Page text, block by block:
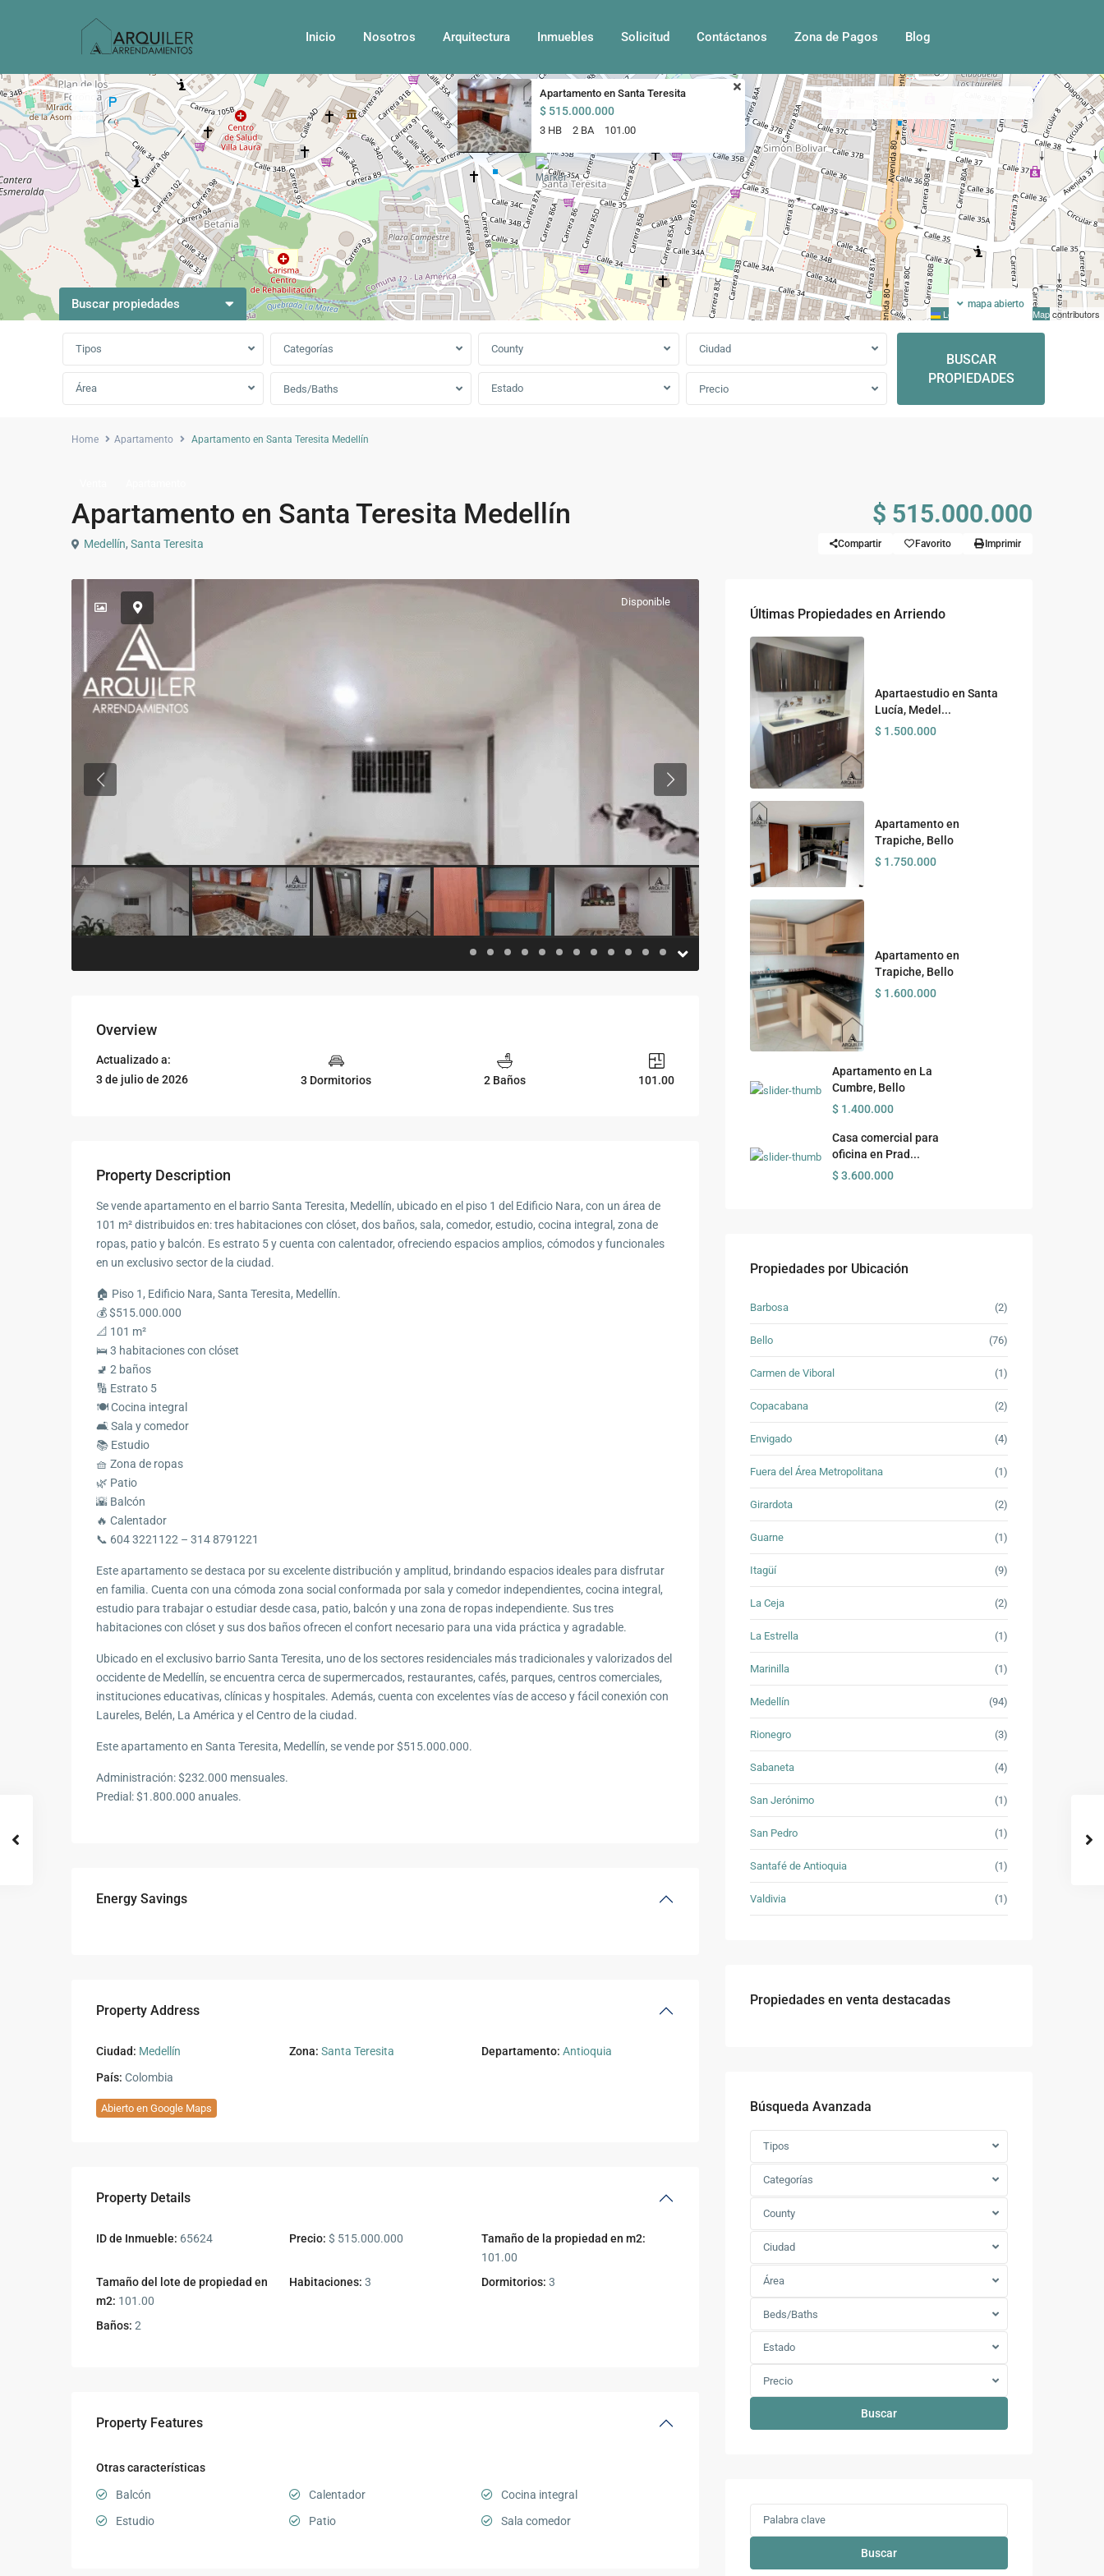
Inicio Nosotros Arquitectura Inmuebles Solicitud Contáctanos Zona de Pagos Blog
Apartamento en Santa Teresita
$ 515.000.000
3 HB 2 BA 101.00
Leaflet OpenStreetMapcontributors
mapa abierto
Buscar propiedades
Tipos Categorías County Ciudad
Área Beds/Baths Estado Precio
BUSCAR
PROPIEDADES
Home Apartamento Apartamento en Santa Teresita Medellín
Apartamento en Santa Teresita Medellín $ 515.000.000
Medellín, Santa Teresita Compartir Favorito Imprimir
Disponible
Previous Previous
Overview
Actualizado a:
3 de julio de 2026
3 Dormitorios 2 Baños 101.00
Property Description
Se vende apartamento en el barrio Santa Teresita, Medellín, ubicado en el piso 1 del Edificio Nara, con un área de
101 m² distribuidos en: tres habitaciones con clóset, dos baños, sala, comedor, estudio, cocina integral, zona de
ropas, patio y balcón. Es estrato 5 y cuenta con calentador, ofreciendo espacios amplios, cómodos y funcionales
en un exclusivo sector de la ciudad.
🏠 Piso 1, Edificio Nara, Santa Teresita, Medellín.
💰 $515.000.000
📐 101 m²
🛌 3 habitaciones con clóset
🚽 2 baños
🔢 Estrato 5
🍽️ Cocina integral
🛋️ Sala y comedor
📚 Estudio
🧺 Zona de ropas
🌿 Patio
🌇 Balcón
🔥 Calentador
📞 604 3221122 – 314 8791221
Este apartamento se destaca por su excelente distribución y amplitud, brindando espacios ideales para disfrutar
en familia. Cuenta con una cómoda zona social conformada por sala y comedor independientes, cocina integral,
estudio para trabajar o estudiar desde casa, patio, balcón y una zona de ropas independiente. Sus tres
habitaciones con clóset y sus dos baños ofrecen el confort necesario para una vida práctica y agradable.
Ubicado en el exclusivo barrio Santa Teresita, uno de los sectores residenciales más tradicionales y valorizados del
occidente de Medellín, se encuentra cerca de supermercados, restaurantes, cafés, parques, centros comerciales,
instituciones educativas, clínicas y hospitales. Además, cuenta con excelentes vías de acceso y fácil conexión con
Laureles, Belén, La América y el Centro de la ciudad.
Este apartamento en Santa Teresita, Medellín, se vende por $515.000.000.
Administración: $232.000 mensuales.
Predial: $1.800.000 anuales.
Energy Savings
Property Address
Ciudad: Medellín Zona: Santa Teresita Departamento: Antioquia
País: Colombia
Abierto en Google Maps
Property Details
ID de Inmueble: 65624 Precio: $ 515.000.000
Tamaño de la propiedad en m2:
101.00
Tamaño del lote de propiedad en
m2: 101.00
Habitaciones: 3 Dormitorios: 3
Baños: 2
Property Features
Otras características
Balcón Calentador
Cocina integral
Estudio
Patio Sala comedor
Últimas Propiedades en Arriendo
Apartaestudio en Santa
Lucía, Medel...
$ 1.500.000
Apartamento en
Trapiche, Bello
$ 1.750.000
Apartamento en
Trapiche, Bello
$ 1.600.000
Apartamento en La
Cumbre, Bello
$ 1.400.000
Casa comercial para
oficina en Prad...
$ 3.600.000
Propiedades por Ubicación
Barbosa (2)
Bello (76)
Carmen de Viboral (1)
Copacabana (2)
Envigado (4)
Fuera del Área Metropolitana (1)
Girardota (2)
Guarne (1)
Itagüí (9)
La Ceja (2)
La Estrella (1)
Marinilla (1)
Medellín (94)
Rionegro (3)
Sabaneta (4)
San Jerónimo (1)
San Pedro (1)
Santafé de Antioquia (1)
Valdivia (1)
Propiedades en venta destacadas
Búsqueda Avanzada
Tipos
Categorías
County
Ciudad
Área
Beds/Baths
Estado
Precio
Buscar
Buscar